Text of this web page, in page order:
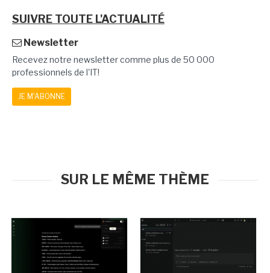
SUIVRE TOUTE L'ACTUALITÉ
Newsletter
Recevez notre newsletter comme plus de 50 000
professionnels de l'IT!
JE M'ABONNE
SUR LE MÊME THÈME